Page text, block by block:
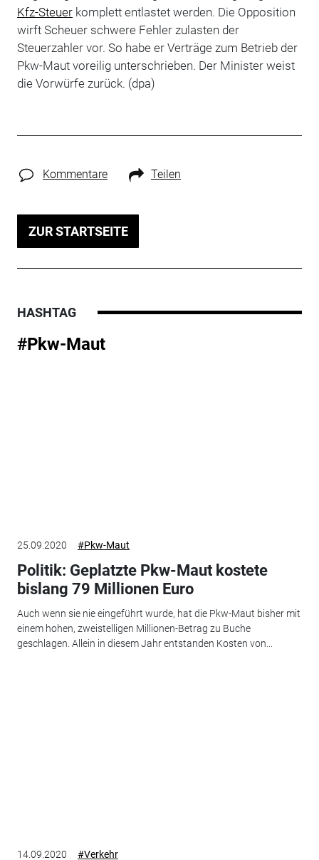
Kfz-Steuerkomplett entlastet werden. Die Opposition
wirft Scheuer schwere Fehler zulasten der
Steuerzahler vor. So habe er Verträge zum Betrieb der
Pkw-Maut voreilig unterschrieben. Der Minister weist
die Vorwürfe zurück. (dpa)
Kommentare Teilen
ZUR STARTSEITE
HASHTAG
#Pkw-Maut
25.09.2020 #Pkw-Maut
Politik: Geplatzte Pkw-Maut kostete
bislang 79 Millionen Euro
Auch wenn sie nie eingeführt wurde, hat die Pkw-Maut bisher mit
einem hohen, zweistelligen Millionen-Betrag zu Buche
geschlagen. Allein in diesem Jahr entstanden Kosten von...
14.09.2020 #Verkehr